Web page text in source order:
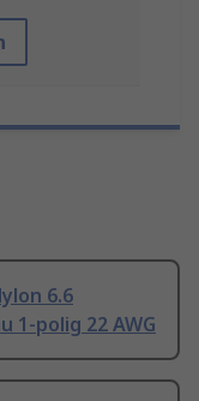
6.6
1-polig 22 AWG